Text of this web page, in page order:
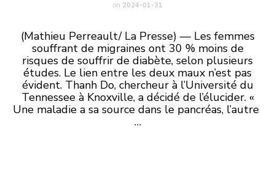
on 2024-01-31
(Mathieu Perreault/ La Presse) — Les femmes
souffrant de migraines ont 30 % moins de
risques de souffrir de diabète, selon plusieurs
études. Le lien entre les deux maux n’est pas
évident. Thanh Do, chercheur à l’Université du
Tennessee à Knoxville, a décidé de l’élucider. «
Une maladie a sa source dans le pancréas, l’autre
…